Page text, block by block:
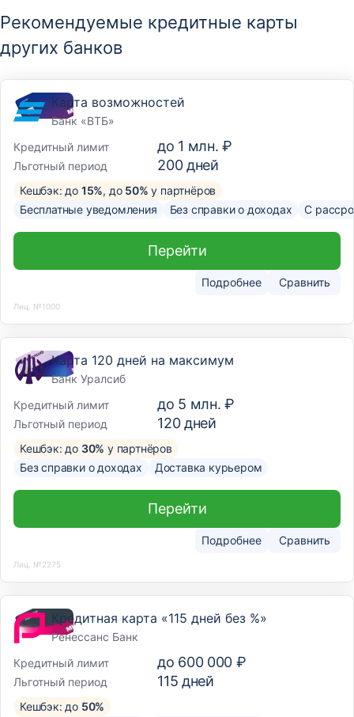
Рекомендуемые кредитные карты
других банков
Карта возможностей
Банк «ВТБ»
Кредитный лимит
до 1 млн. ₽
Льготный период 200дней
Кешбэк: до 15%, до 50% у партнёров
Бесплатные уведомления
Без справки о доходах С
Подробнее Сравнить
Перейти
Лиц. №1000
Карта 120 дней на максимум
Банк Уралсиб
Кредитный лимит
до 5 млн. ₽
Льготный период 120дней
Кешбэк: до 30% у партнёров
Без справки о доходах
Доставка курьером
Подробнее Сравнить
Перейти
Лиц. №2275
Кредитная карта «115 дней без %»
Ренессанс Банк
Кредитный лимит
до 600 000 ₽
Льготный период 115 дней
Кешбэк: до 50%